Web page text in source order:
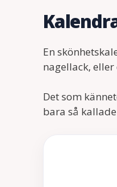
En
nagellack,
Det som
bara så